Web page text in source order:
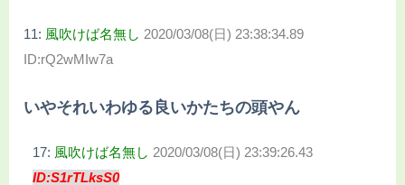
11: 風吹けば名無し 2020/03/08(日) 23:38:34.89
ID:rQ2wMIw7a
いやそれいわゆる良いかたちの頭やん
17: 風吹けば名無し 2020/03/08(日) 23:39:26.43
ID:S1rTLksS0